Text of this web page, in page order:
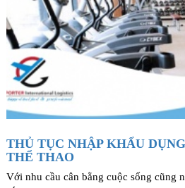
THỦ TỤC NHẬP KHẨU
THỂ THAO
Với nhu cầu cân bằng cuộc sống cũng